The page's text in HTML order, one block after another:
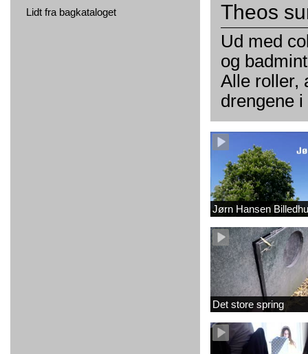
Lidt fra bagkataloget
Theos
Ud med
og
Alle roller,
drengene
Jørn Hansen
Det store spring